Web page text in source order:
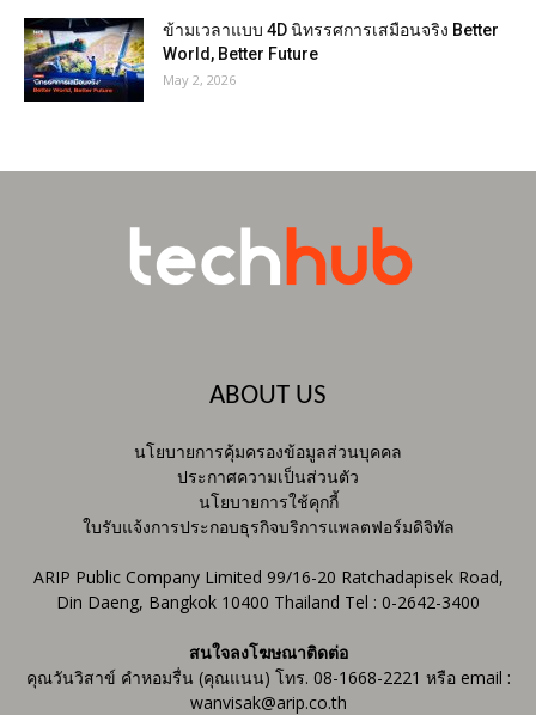
ข้ามเวลาแบบ 4D นิทรรศการเสมือนจริง Better
World, Better Future
May 2, 2026
ABOUT US
นโยบายการคุ้มครองข้อมูลส่วนบุคคล
ประกาศความเป็นส่วนตัว
นโยบายการใช้คุกกี้
ใบรับแจ้งการประกอบธุรกิจบริการแพลตฟอร์มดิจิทัล
ARIP Public Company Limited 99/16-20 Ratchadapisek Road,
Din Daeng, Bangkok 10400 Thailand Tel : 0-2642-3400
สนใจลงโฆษณาติดต่อ
คุณวันวิสาข์ คำหอมรื่น (คุณแนน) โทร. 08-1668-2221 หรือ email :
wanvisak@arip.co.th